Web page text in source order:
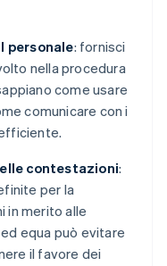
personale: fornisci
nella procedura
come usare
comunicare con i
contestazioni:
per la
in merito alle
equa può evitare
il favore dei